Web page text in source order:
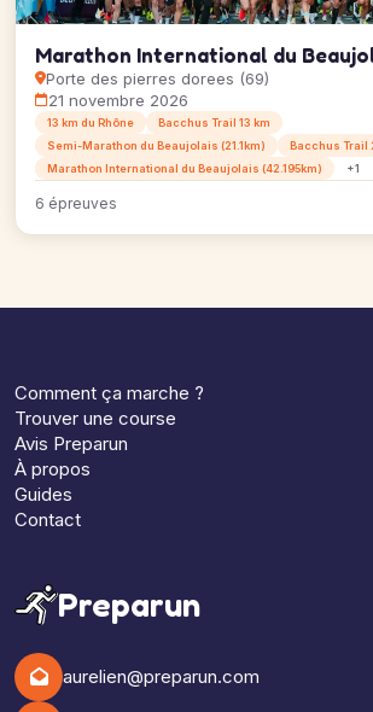
Marathon International du
Porte des pierres dorees (69)
21 novembre 2026
13 km du Rhône
Bacchus Trail 13 km
Semi-Marathon du Beaujolais (21.1km)
Bacchus Trail
Marathon International du Beaujolais (42.195km)
+1
6 épreuves
Comment ça marche ?
Trouver une course
Avis Preparun
À propos
Guides
Contact
Preparun
aurelien@preparun.com